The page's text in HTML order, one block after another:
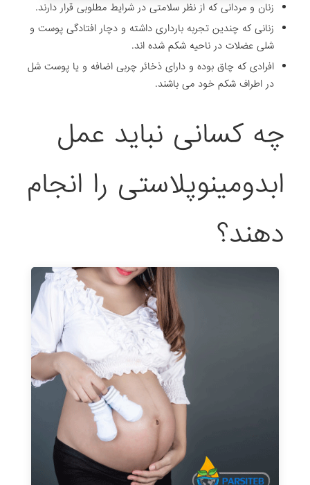
زنان و مردانی که از نظر سلامتی در شرایط مطلوبی قرار دارند.
زنانی که چندین تجربه بارداری داشته و دچار افتادگی پوست و
شلی عضلات در ناحیه شکم شده اند.
افرادی که چاق بوده و دارای ذخائر چربی اضافه و یا پوست شل
در اطراف شکم خود می باشند.
چه کسانی نباید عمل
ابدومینوپلاستی را انجام
دهند؟